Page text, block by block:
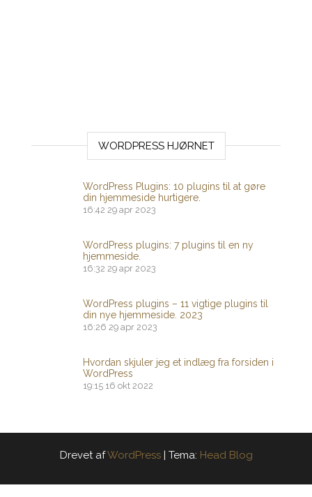
WORDPRESS HJØRNET
WordPress Plugins: 10 plugins til at gøre
din hjemmeside hurtigere.
16:42 29 apr 2023
WordPress plugins: 7 plugins til en ny
hjemmeside.
16:32 29 apr 2023
WordPress plugins – 11 vigtige plugins til
din nye hjemmeside. 2023
16:26 29 apr 2023
Hvordan skjuler jeg et indlæg fra forsiden i
WordPress
19:15 16 okt 2022
Drevet afWordPress | Tema: Head Blog